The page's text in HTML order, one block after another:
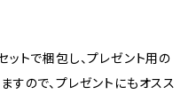
トで梱包し、プレゼント用の
すので、プレゼントにもオスス